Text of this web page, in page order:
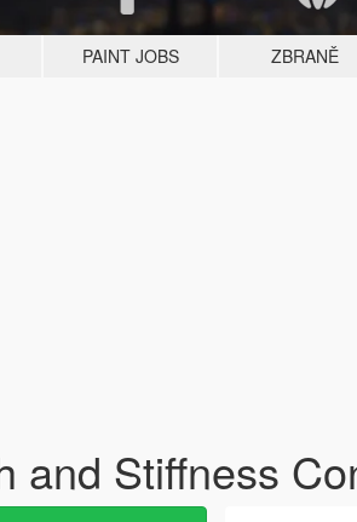
PAINT JOBS ZBRANĚ
and Stiffness